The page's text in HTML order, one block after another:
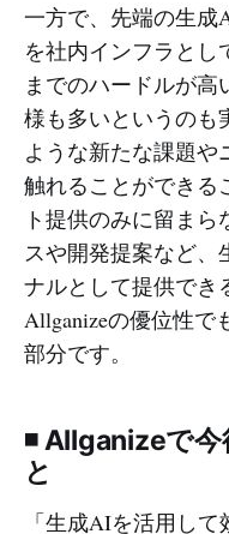
一方で、先端の生
を社内インフラとし
までのハードルが
様も多いというのも
ような新たな課題
触れることができる
ト提供のみに留ま
スや開発提案など、
ナルとして提供でき
Allganizeの優位性で
部分です。
◾️ Allganizeで
と
「生成AIを活用し